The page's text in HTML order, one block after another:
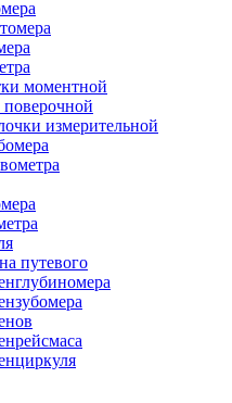
моментной
измерительной
путевого